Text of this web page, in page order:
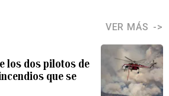
VER MÁS
los dos pilotos de
que se